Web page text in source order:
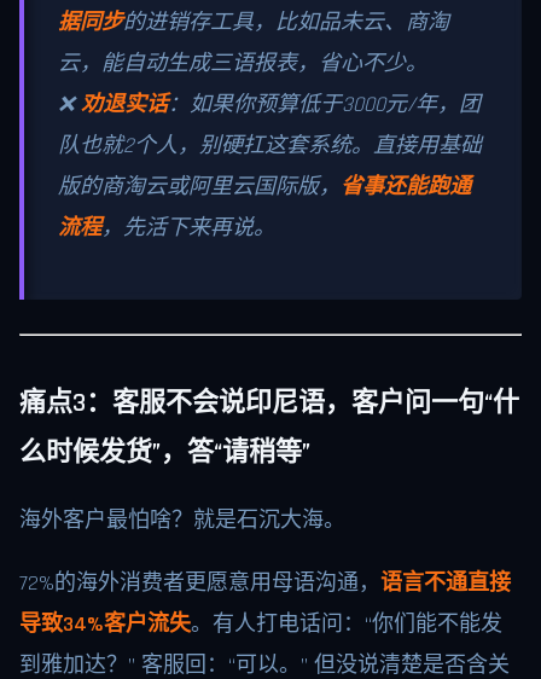
据同步的进销存工具，比如品未云、商淘
云，能自动生成三语报表，省心不少。
❌劝退实话：如果你预算低于3000元/年，团
队也就2个人，别硬扛这套系统。直接用基础
版的商淘云或阿里云国际版， 省事还能跑通
流程，先活下来再说。
痛点3：客服不会说印尼语，客户问一句“什
么时候发货”，答“请稍等”
海外客户最怕啥？就是石沉大海。
72%的海外消费者更愿意用母语沟通， 语言不通直接
导致34%客户流失。有人打电话问：“你们能不能发
到雅加达？” 客服回：“可以。” 但没说清楚是否含关